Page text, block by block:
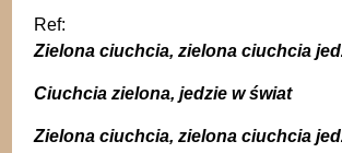
Ref:
Zielona ciuchcia, zielona ciuchcia
Ciuchcia zielona, jedzie w świat
Zielona ciuchcia, zielona ciuchcia